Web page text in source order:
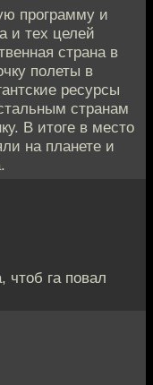
программу и
и тех целей
страна в
полеты в
ресурсы
странам
В итоге в место
на планете и
чтоб га повал